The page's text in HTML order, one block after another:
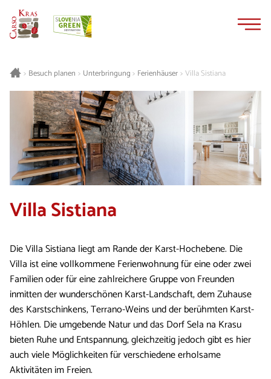
> Besuch planen > Unterbringung > Ferienhäuser>Villa Sistiana
Villa Sistiana
Die Villa Sistiana liegt am Rande der Karst-Hochebene. Die
Villa ist eine vollkommene Ferienwohnung für eine oder zwei
Familien oder für eine zahlreichere Gruppe von Freunden
inmitten der wunderschönen Karst-Landschaft, dem Zuhause
des Karstschinkens, Terrano-Weins und der berühmten Karst-
Höhlen. Die umgebende Natur und das Dorf Sela na Krasu
bieten Ruhe und Entspannung, gleichzeitig jedoch gibt es hier
auch viele Möglichkeiten für verschiedene erholsame
Aktivitäten im Freien.